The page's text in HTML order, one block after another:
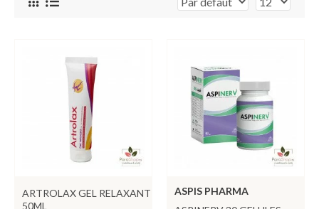
ARTROLAX GEL RELAXANT
50ML
ASPIS PHARMA